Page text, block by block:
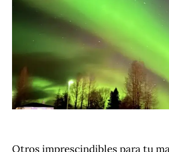
Otros imprescindibles para tu